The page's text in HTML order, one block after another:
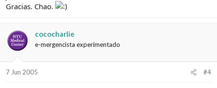
Gracias. Chao.
cococharlie
e-mergencista experimentado
7 Jun 2005 #4